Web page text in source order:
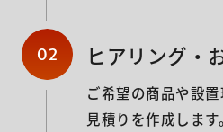
02 ヒアリング・
ご希望の商品や設
見積りを作成しま